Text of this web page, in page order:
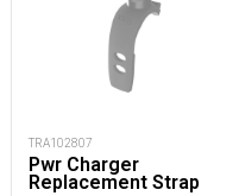
TRA102807
Pwr Charger
Replacement Strap